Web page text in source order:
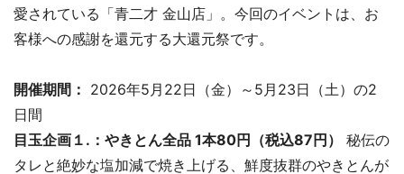
愛されている「青二才 金山店」。今回のイベントは、お
客様への感謝を還元する大還元祭です。
開催期間： 2026年5月22日（金）～5月23日（土）の2
日間
目玉企画１.：やきとん全品 1本80円（税込87円）
秘伝の
タレと絶妙な塩加減で焼き上げる、鮮度抜群のやきとんが